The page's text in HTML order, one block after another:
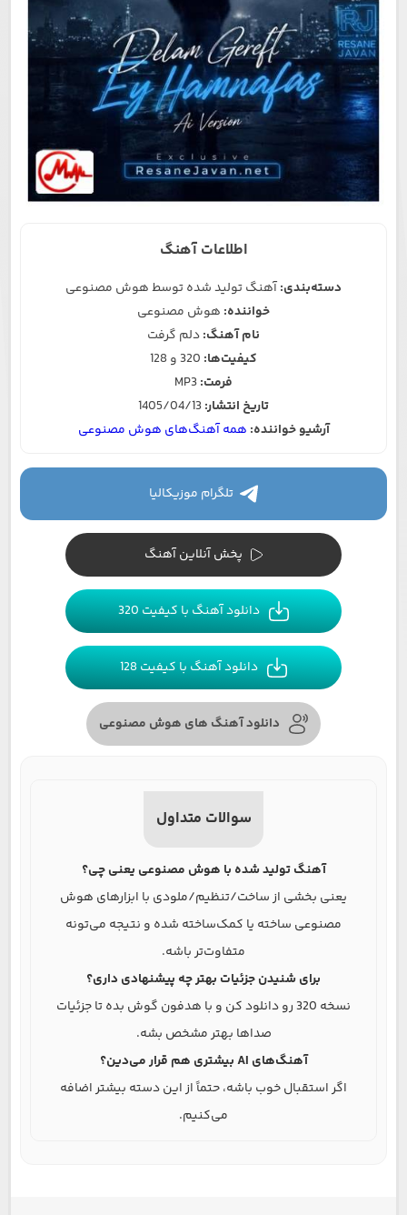
اطلاعات آهنگ
دسته‌بندی:آهنگ تولید شده توسط هوش مصنوعی
خواننده: هوش مصنوعی
نام آهنگ:دلم گرفت
کیفیت‌ها:
فرمت:
تاریخ انتشار:
آرشیو خواننده: همه آهنگ‌های هوش مصنوعی
تلگرام موزیکالیا
پخش آنلاین آهنگ
دانلود آهنگ با کیفیت 320
دانلود آهنگ با کیفیت 128
دانلود آهنگ های هوش مصنوعی
سوالات متداول
آهنگ تولید شده با هوش مصنوعی یعنی چی؟
یعنی بخشی از ساخت/تنظیم/ملودی با ابزارهای هوش
مصنوعی ساخته یا کمک‌ساخته شده و نتیجه می‌تونه
متفاوت‌تر باشه.
برای شنیدن جزئیات بهتر چه پیشنهادی داری؟
نسخه 320 رو دانلود کن و با هدفون گوش بده تا جزئیات
صداها بهتر مشخص بشه.
آهنگ‌های AI بیشتری هم قرار می‌دین؟
اگر استقبال خوب باشه، حتماً از این دسته بیشتر اضافه
می‌کنیم.